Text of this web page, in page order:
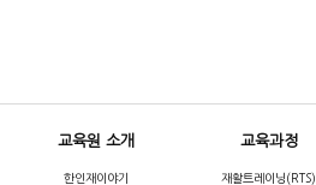
교육원 소개
한인재이야기
교육과정
재활트레이닝(RTS)